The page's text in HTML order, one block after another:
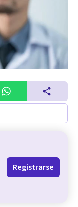
Registrarse